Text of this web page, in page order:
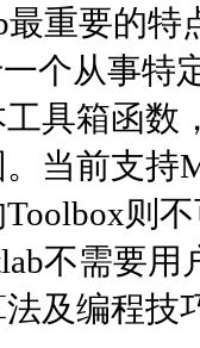
重要的
个从事特
具箱函数
当前支持
Toolbox
不需要
法及编